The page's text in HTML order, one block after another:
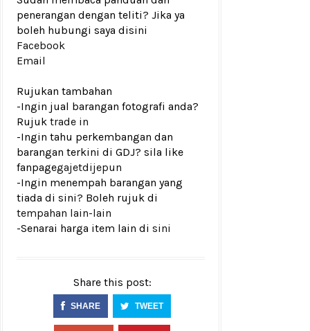
penerangan dengan teliti? Jika ya
boleh hubungi saya disini
Facebook
Email
Rujukan tambahan
-Ingin jual barangan fotografi anda?
Rujuk trade in
-Ingin tahu perkembangan dan
barangan terkini di GDJ? sila like
fanpagegajetdijepun
-Ingin menempah barangan yang
tiada di sini? Boleh rujuk di
tempahan lain-lain
-Senarai harga item lain di sini
Share this post:
SHARE TWEET